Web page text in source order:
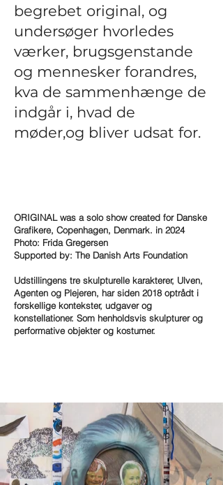
begrebet original, og
undersøger hvorledes
værker, brugsgenstande
og mennesker forandres,
kva de sammenhænge de
indgår i, hvad de
møder,og bliver udsat for.
ORIGINAL was a solo show created for Danske
Grafikere, Copenhagen, Denmark. in 2024
Photo: Frida Gregersen
Supported by: The Danish Arts Foundation
Udstillingens tre skulpturelle karakterer, Ulven,
Agenten og Plejeren, har siden 2018 optrådt i
forskellige kontekster, udgaver og
konstellationer. Som henholdsvis skulpturer og
performative objekter og kostumer.